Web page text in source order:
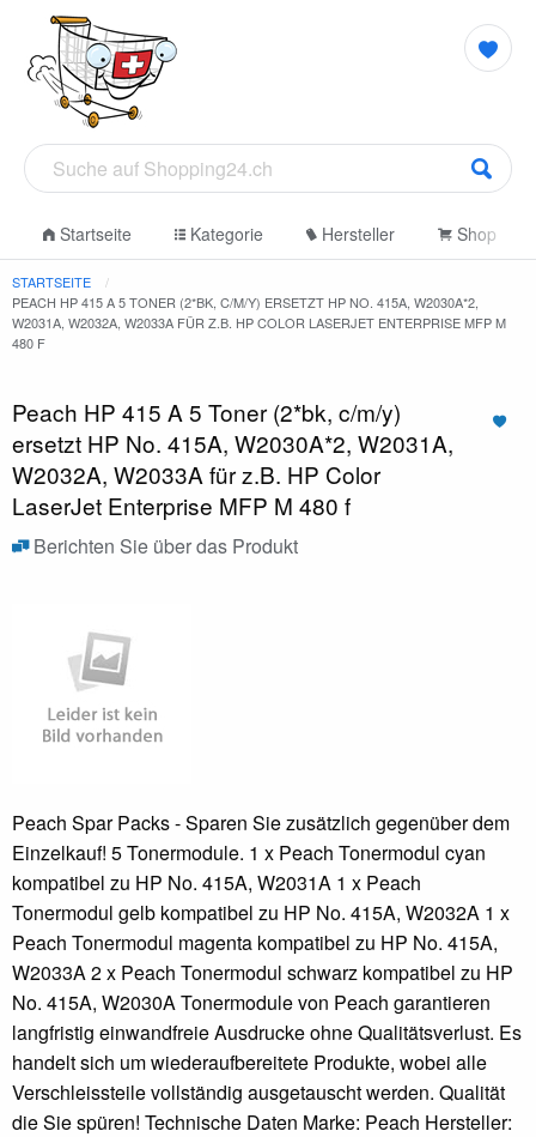
Startseite Kategorie Hersteller Shop
STARTSEITE
PEACH HP 415 A 5 TONER (2*BK, C/M/Y) ERSETZT HP NO. 415A, W2030A*2,
W2031A, W2032A, W2033A FÜR Z.B. HP COLOR LASERJET ENTERPRISE MFP M
480 F
Peach HP 415 A 5 Toner (2*bk, c/m/y)
ersetzt HP No. 415A, W2030A*2, W2031A,
W2032A, W2033A für z.B. HP Color
LaserJet Enterprise MFP M 480 f
Berichten Sie über das Produkt
Peach Spar Packs - Sparen Sie zusätzlich gegenüber dem
Einzelkauf! 5 Tonermodule. 1 x Peach Tonermodul cyan
kompatibel zu HP No. 415A, W2031A 1 x Peach
Tonermodul gelb kompatibel zu HP No. 415A, W2032A 1 x
Peach Tonermodul magenta kompatibel zu HP No. 415A,
W2033A 2 x Peach Tonermodul schwarz kompatibel zu HP
No. 415A, W2030A Tonermodule von Peach garantieren
langfristig einwandfreie Ausdrucke ohne Qualitätsverlust. Es
handelt sich um wiederaufbereitete Produkte, wobei alle
Verschleissteile vollständig ausgetauscht werden. Qualität
die Sie spüren! Technische Daten Marke: Peach Hersteller: